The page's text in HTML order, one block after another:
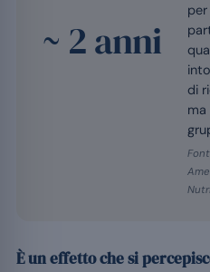
~ 2 anni
di
ma
È un effetto che si